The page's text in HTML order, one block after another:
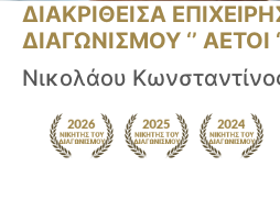
ΔΙΑΚΡΙΘΕΙΣΑ
ΔΙΑΓΩΝΙΣΜΟΥ ‘’ ΑΕΤΟΙ
Νικολάου